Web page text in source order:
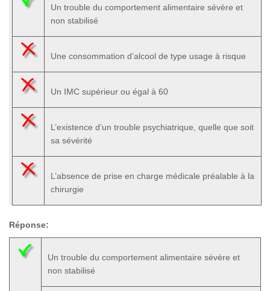
Un trouble du comportement alimentaire sévère et
non stabilisé
Une consommation d’alcool de type usage à risque
Un IMC supérieur ou égal à 60
L’existence d’un trouble psychiatrique, quelle que soit
sa sévérité
L’absence de prise en charge médicale préalable à la
chirurgie
Réponse:
Un trouble du comportement alimentaire sévère et
non stabilisé